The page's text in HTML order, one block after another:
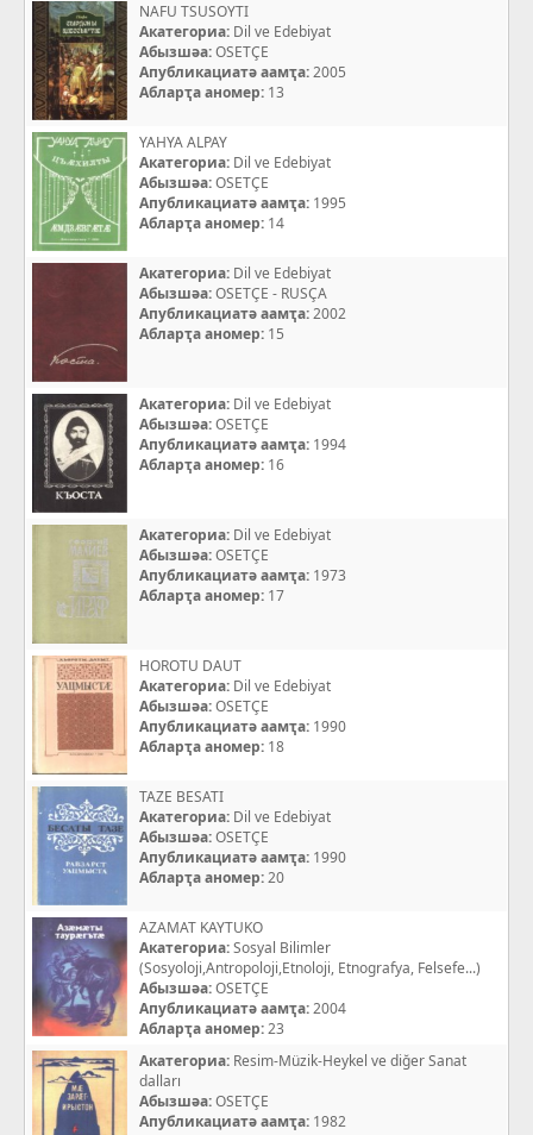
NAFU TSUSOYTI
Акатегориа: Dil ve Edebiyat
Абызшәа:OSETÇE
Апубликациатә аамҭа:2005
Абларҭа аномер: 13
YAHYA ALPAY
Акатегориа: Dil ve Edebiyat
Абызшәа:OSETÇE
Апубликациатә аамҭа: 1995
Абларҭа аномер: 14
Акатегориа: Dil ve Edebiyat
Абызшәа:OSETÇE - RUSÇA
Апубликациатә аамҭа:2002
Абларҭа аномер: 15
Акатегориа: Dil ve Edebiyat
Абызшәа:OSETÇE
Апубликациатә аамҭа: 1994
Абларҭа аномер: 16
Акатегориа: Dil ve Edebiyat
Абызшәа:OSETÇE
Апубликациатә аамҭа: 1973
Абларҭа аномер: 17
HOROTU DAUT
Акатегориа: Dil ve Edebiyat
Абызшәа:OSETÇE
Апубликациатә аамҭа: 1990
Абларҭа аномер: 18
TAZE BESATI
Акатегориа: Dil ve Edebiyat
Абызшәа:OSETÇE
Апубликациатә аамҭа: 1990
Абларҭа аномер:20
AZAMAT KAYTUKO
Акатегориа:Sosyal Bilimler
(Sosyoloji,Antropoloji,Etnoloji, Etnografya, Felsefe...)
Абызшәа:OSETÇE
Апубликациатә аамҭа:2004
Абларҭа аномер:23
Акатегориа: Resim-Müzik-Heykel ve diğer Sanat
dalları
Абызшәа:OSETÇE
Апубликациатә аамҭа: 1982